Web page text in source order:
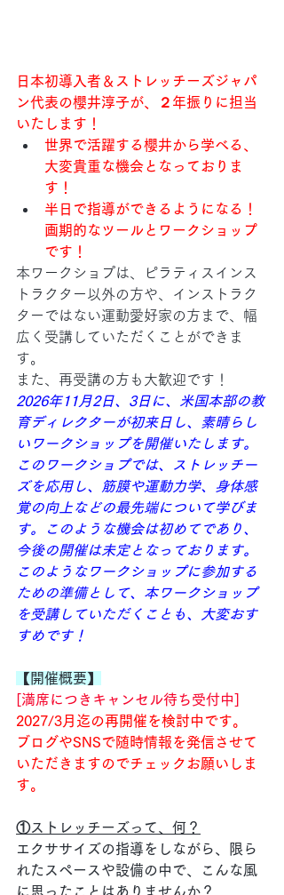
日本初導入者＆ストレッチーズジャパ
ン代表の櫻井淳子が、２年振りに担当
いたします！
世界で活躍する櫻井から学べる、
大変貴重な機会となっておりま
す！
半日で指導ができるようになる！
画期的なツールとワークショップ
です！
本ワークショプは、ピラティスインス
トラクター以外の方や、インストラク
ターではない運動愛好家の方まで、幅
広く受講していただくことができま
す。
また、再受講の方も大歓迎です！
2026年11月2日、3日に、米国本部の教
育ディレクターが初来日し、素晴らし
いワークショップを開催いたします。
このワークショプでは、ストレッチー
ズを応用し、筋膜や運動力学、身体感
覚の向上などの最先端について学びま
す。このような機会は初めてであり、
今後の開催は未定となっております。
このようなワークショップに参加する
ための準備として、本ワークショップ
を受講していただくことも、大変おす
すめです！
【開催概要】
[満席につきキャンセル待ち受付中]
2027/3月迄の再開催を検討中です。
ブログやSNSで随時情報を発信させて
いただきますのでチェックお願いしま
す。
①ストレッチーズって、何？
エクササイズの指導をしながら、限ら
れたスペースや設備の中で、こんな風
に思ったことはありませんか？